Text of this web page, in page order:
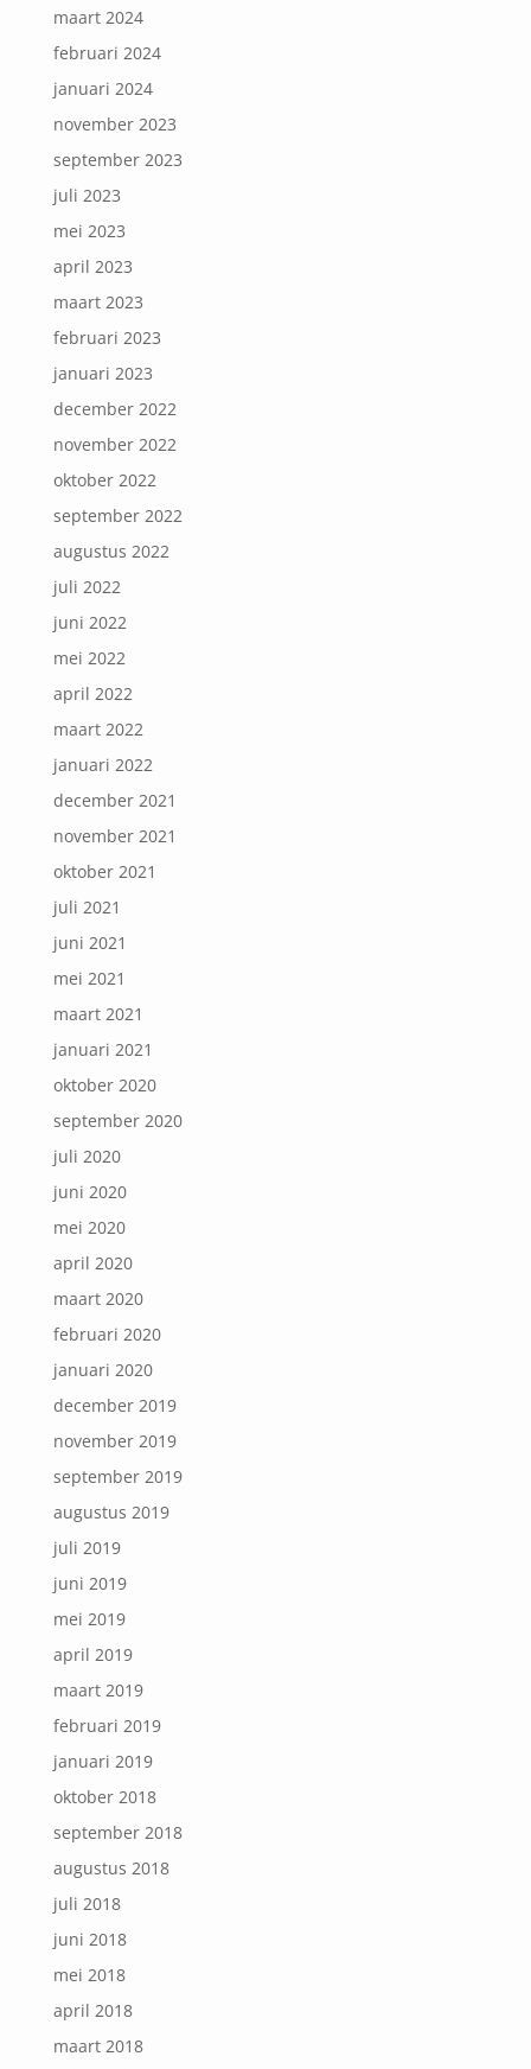
maart 2024
februari 2024
januari 2024
november 2023
september 2023
juli 2023
mei 2023
april 2023
maart 2023
februari 2023
januari 2023
december 2022
november 2022
oktober 2022
september 2022
augustus 2022
juli 2022
juni 2022
mei 2022
april 2022
maart 2022
januari 2022
december 2021
november 2021
oktober 2021
juli 2021
juni 2021
mei 2021
maart 2021
januari 2021
oktober 2020
september 2020
juli 2020
juni 2020
mei 2020
april 2020
maart 2020
februari 2020
januari 2020
december 2019
november 2019
september 2019
augustus 2019
juli 2019
juni 2019
mei 2019
april 2019
maart 2019
februari 2019
januari 2019
oktober 2018
september 2018
augustus 2018
juli 2018
juni 2018
mei 2018
april 2018
maart 2018